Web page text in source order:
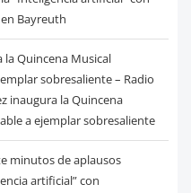
Bayreuth
la Quincena Musical
sobresaliente – Radio
inaugura la Quincena
a ejemplar sobresaliente
minutos de aplausos
artificial” con